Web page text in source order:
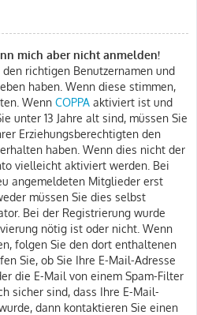
mich aber nicht anmelden!
richtigen Benutzernamen und
haben. Wenn diese stimmen,
Wenn COPPA aktiviert ist und
unter 13 Jahre alt sind, müssen Sie
Erziehungsberechtigten den
haben. Wenn dies nicht der
vielleicht aktiviert werden. Bei
angemeldeten Mitglieder erst
müssen Sie dies selbst
Bei der Registrierung wurde
nötig ist oder nicht. Wenn
folgen Sie den dort enthaltenen
Sie, ob Sie Ihre E-Mail-Adresse
die E-Mail von einem Spam-Filter
sicher sind, dass Ihre E-Mail-
dann kontaktieren Sie einen